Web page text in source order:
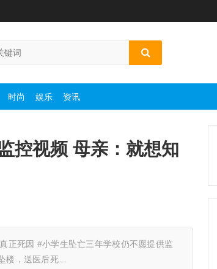
时尚 娱乐 资讯
控视频 母亲：就想知
正死因 #小学生坠亡三年学校仍不愿提供监
楼，送医后死…